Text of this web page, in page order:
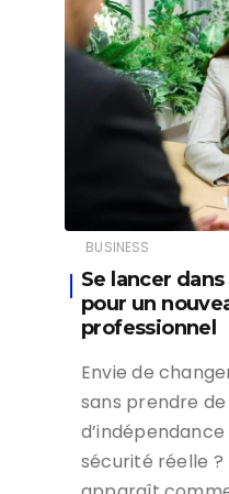
BUSINESS
Se lancer
pour un
professionnel
Envie de
sans prendre de
sécurité réelle